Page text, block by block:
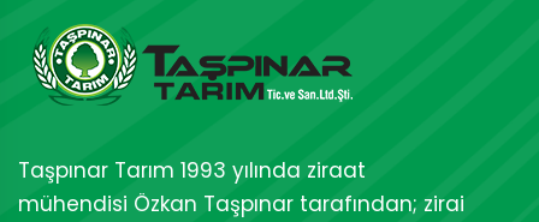
Taşpınar Tarım 1993 yılında ziraat
mühendisi Özkan Taşpınar tarafından; zirai